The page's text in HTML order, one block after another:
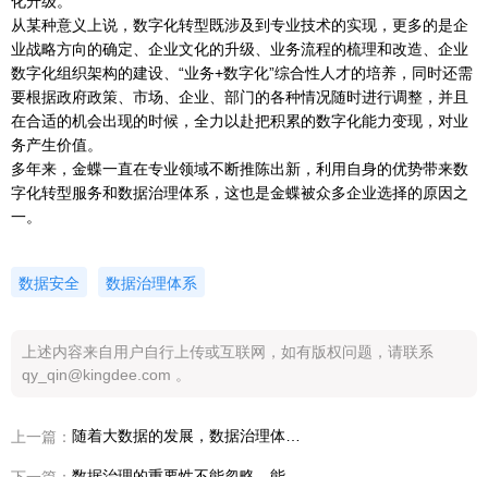
从某种意义上说，数字化转型既涉及到专业技术的实现，更多的是企
业战略方向的确定、企业文化的升级、业务流程的梳理和改造、企业
数字化组织架构的建设、“业务+数字化”综合性人才的培养，同时还需
要根据政府政策、市场、企业、部门的各种情况随时进行调整，并且
在合适的机会出现的时候，全力以赴把积累的数字化能力变现，对业
务产生价值。
多年来，金蝶一直在专业领域不断推陈出新，利用自身的优势带来数
字化转型服务和数据治理体系，这也是金蝶被众多企业选择的原因之
一。
数据安全 数据治理体系
上述内容来自用户自行上传或互联网，如有版权问题，请联系
qy_qin@kingdee.com 。
上一篇：